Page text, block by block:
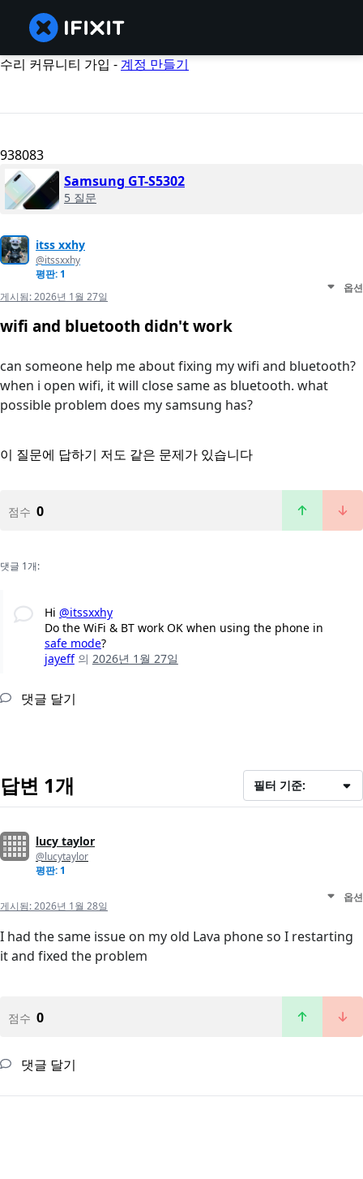
수리 커뮤니티 가입 -계정 만들기
938083
Samsung GT-S5302
5 질문
itss xxhy
@itssxxhy
평판: 1
게시됨:2026년 1월 27일
옵션
wifi and bluetooth didn't work
can someone help me about fixing my wifi and bluetooth?
when i open wifi, it will close same as bluetooth. what
possible problem does my samsung has?
이 질문에 답하기 저도 같은 문제가 있습니다
점수 0
댓글 1개:
Hi @itssxxhy
Do the WiFi & BT work OK when using the phone in
safe mode?
jayeff 의 2026년 1월 27일
댓글 달기
답변 1개 필터 기준:
lucy taylor
@lucytaylor
평판: 1
게시됨:2026년 1월 28일
옵션
I had the same issue on my old Lava phone so I restarting
it and fixed the problem
점수 0
댓글 달기